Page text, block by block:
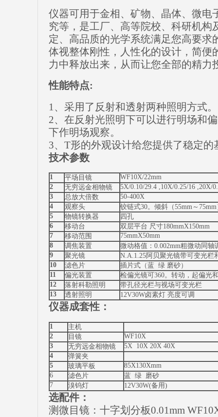
仪器可用于金相、矿物、晶体、微电
究等，是工厂、高等院校、科研机构
定、高品质的光学系统满足您高要求
体视整体刚性，人性化的设计，简便
力中释放出来，从而让您全部的精力
性能特点:
1、采用了反射和透射两种照明方式。
2、在反射光照明下可以进行明场和
下作明场观察。
3、T形的外观设计给您提供了稳定的
技术参数
1 平场目镜
WF10X/22mm
2
无穷远金相物镜
5X/0.10/29.4 ,10X/0.25/16 ,20X/
3
总放大倍数
50-400X
4
观察头
铰链式30。倾斜（55mm～75mm
5
物镜转换器
四孔
6
移动台
双层平台 尺寸180mmX150mm
7
移动范围
75mmX50mm
8
调焦装置
微动格值：0.002mm粗微动同
9
聚光镜
N.A.1.25阿贝聚光镜带可变光栏
10
滤色片
插片式（蓝 绿 磨砂）
11
偏光装置
检偏光镜可360。转动，起偏光
12
落射科勒照明
带孔径光栏与视场可变光栏
13
透射照明 12V30W卤素灯 亮度可调
仪器成套性：
1
主机
2
目镜
WF10X
3
无穷远金相物镜
5X 10X 20X 40X
4
弹簧夹
5
玻璃平板
85X130Xmm
6
滤色片
蓝 绿 磨砂
7
溴钨灯 12V30W(备用)
选配件：
测微目镜：十字划分板0.01mm